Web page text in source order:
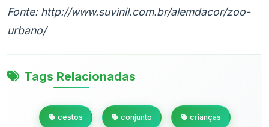
Fonte: http://www.suvinil.com.br/alemdacor/zoo-
urbano/
Tags Relacionadas
cestos conjunto crianças